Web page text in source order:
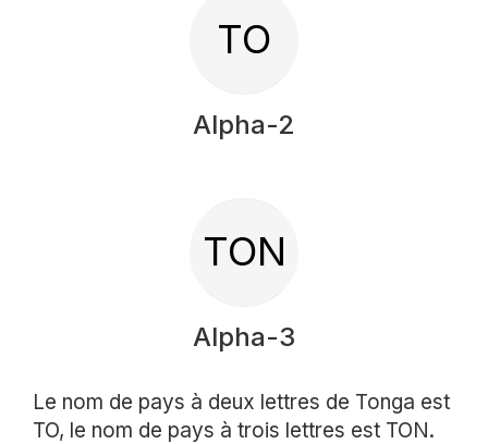
TO
Alpha-2
TON
Alpha-3
Le nom de pays à deux lettres de Tonga est
TO, le nom de pays à trois lettres est TON.